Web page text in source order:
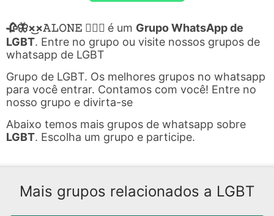
🥀🦋×͜×ㅤ𝙰𝙻𝙾𝙽𝙴 🏳️‍🌈✨ é um Grupo WhatsApp de
LGBT. Entre no grupo ou visite nossos grupos de
whatsapp de LGBT
Grupo de LGBT. Os melhores grupos no whatsapp
para você entrar. Contamos com você! Entre no
nosso grupo e divirta-se
Abaixo temos mais grupos de whatsapp sobre
LGBT. Escolha um grupo e participe.
Mais grupos relacionados a LGBT